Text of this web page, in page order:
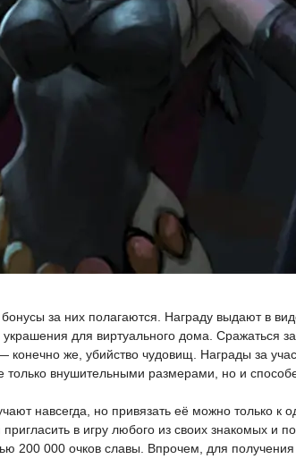
за них полагаются. Награду выдают в
для виртуального дома. Сражаться
конечно же, убийство чудовищ. Награды за
внушительными размерами, но и
навсегда, но привязать её можно только к
в игру любого из своих знакомых и
200 000 очков славы. Впрочем, для